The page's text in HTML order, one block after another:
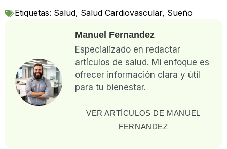
Etiquetas: Salud, Salud Cardiovascular, Sueño
Manuel Fernandez
Especializado en redactar
artículos de salud. Mi enfoque es
ofrecer información clara y útil
para tu bienestar.
VER ARTÍCULOS DE MANUEL
FERNANDEZ